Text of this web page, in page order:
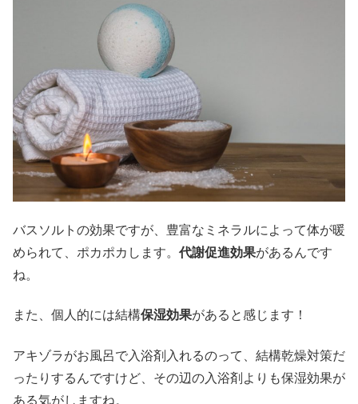
バスソルトの効果ですが、豊富なミネラルによって体が暖
められて、ポカポカします。 代謝促進効果があるんです
ね。
また、個人的には結構保湿効果があると感じます！
アキゾラがお風呂で入浴剤入れるのって、結構乾燥対策だ
ったりするんですけど、その辺の入浴剤よりも保湿効果が
ある気がしますね。